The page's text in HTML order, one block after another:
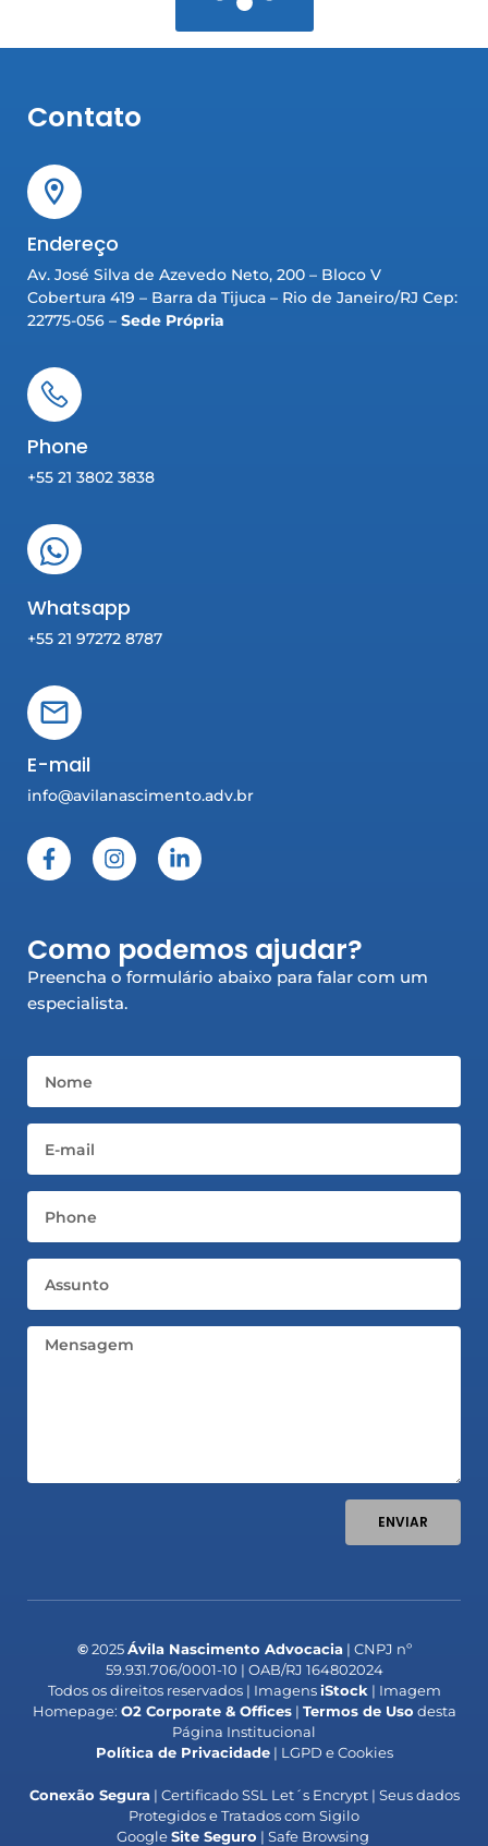
Contato
Endereço
Av. José Silva de Azevedo Neto, 200 – Bloco V
Cobertura 419 – Barra da Tijuca – Rio de Janeiro/RJ Cep:
22775-056 – Sede Própria
Phone
+55 21 3802 3838
Whatsapp
+55 21 97272 8787
E-mail
info@avilanascimento.adv.br
F
a
o
o
k
-
I
n
g
r
a
L
i
d
i
n
Como podemos ajudar?
Preencha o formulário abaixo para falar com um
especialista.
Mensagem
ENVIAR
©2025Ávila Nascimento Advocacia| CNPJ nº
59.931.706/0001-10 | OAB/RJ 164802024
Todos os direitos reservados | ImagensiStock | Imagem
Homepage: O2 Corporate & Offices| Termos de Uso desta
Página Institucional
Política de Privacidade| LGPD e Cookies
Conexão Segura| Certificado SSL Let´s Encrypt | Seus dados
Protegidos e Tratados com Sigilo
GoogleSite Seguro | Safe Browsing